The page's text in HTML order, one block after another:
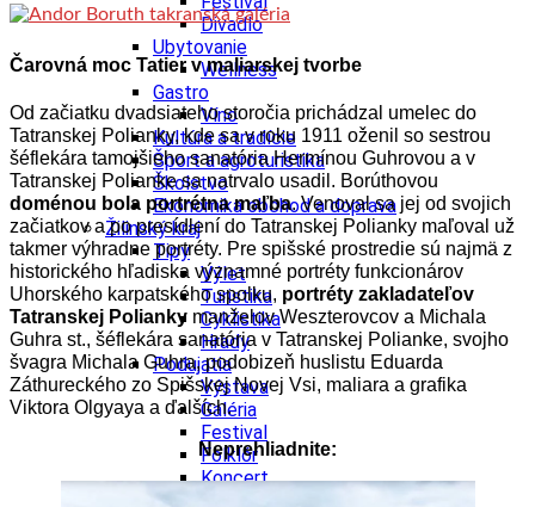
Divadlo
Ubytovanie
Wellness
Gastro
Víno
Kultúra a tradície
Šport a agroturistika
Školstvo
Ekonomika obchod a doprava
Žilinský kraj
Tipy
Výlet
Turistika
Cyklistika
Hrady
Podujatia
Výstava
Galéria
Festival
Folklór
Koncert
Ubytovanie
Čarovná moc Tatier v maliarskej tvorbe
Od začiatku dvadsiateho storočia prichádzal umelec do
Tatranskej Polianky, kde sa v roku 1911 oženil so sestrou
šéflekára tamojšieho sanatória Hermínou Guhrovou a v
Tatranskej Polianke sa natrvalo usadil. Borúthovou
doménou bola portrétna maľba. Venoval sa jej od svojich
začiatkov a po presídlení do Tatranskej Polianky maľoval už
takmer výhradne portréty. Pre spišské prostredie sú najmä z
historického hľadiska významné portréty funkcionárov
Uhorského karpatského spolku, portréty zakladateľov
Tatranskej Polianky manželov Weszterovcov a Michala
Guhra st., šéflekára sanatória v Tatranskej Polianke, svojho
švagra Michala Guhra, podobizeň huslistu Eduarda
Záthureckého zo Spišskej Novej Vsi, maliara a grafika
Viktora Olgyaya a ďalších.
Neprehliadnite: